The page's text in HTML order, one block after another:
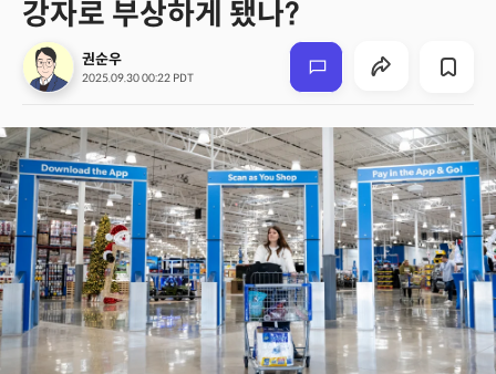
강자로 부상하게 됐나?
권순우
2025.09.30 00:22 PDT